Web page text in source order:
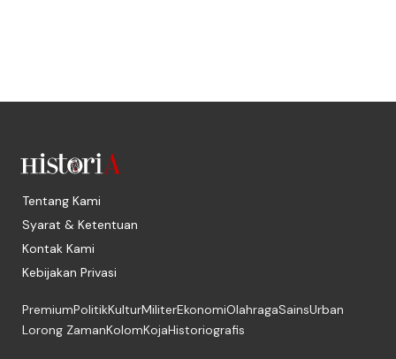
Tentang Kami
Syarat & Ketentuan
Kontak Kami
Kebijakan Privasi
PremiumPolitikKulturMiliterEkonomiOlahragaSainsUrban
Lorong ZamanKolomKojaHistoriografis